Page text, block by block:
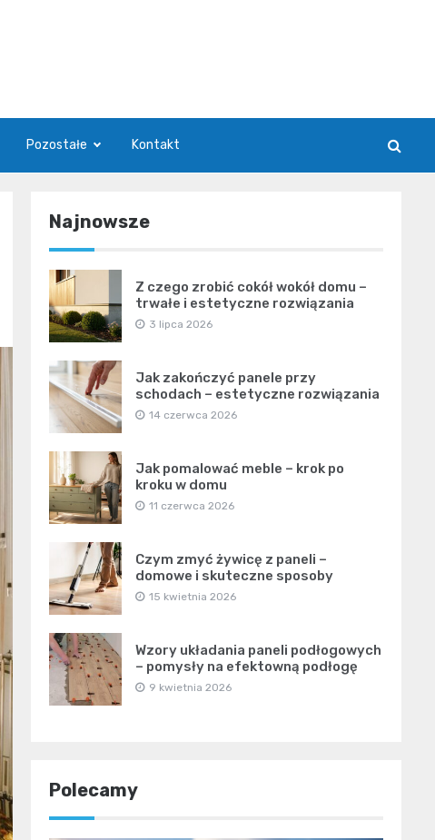
Pozostałe Kontakt
Najnowsze
Z czego zrobić cokół wokół domu –
trwałe i estetyczne rozwiązania
3 lipca 2026
Jak zakończyć panele przy
schodach – estetyczne rozwiązania
14 czerwca 2026
Jak pomalować meble – krok po
kroku w domu
11 czerwca 2026
Czym zmyć żywicę z paneli –
domowe i skuteczne sposoby
15 kwietnia 2026
Wzory układania paneli podłogowych
– pomysły na efektowną podłogę
9 kwietnia 2026
Polecamy